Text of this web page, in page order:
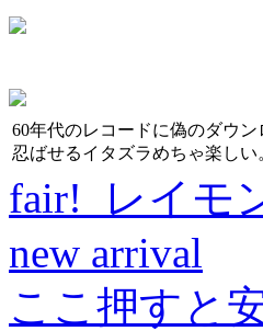
60年代のレコードに偽のダウン
忍ばせるイタズラめちゃ楽しい
fair! レイモ
new arrival
ここ押すと